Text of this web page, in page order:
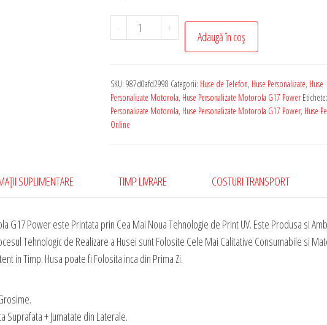
-
Cantitate
Husa
Poza
Ta
Pentru
Power
+
Adaugă în coș
SKU: 987d0afd2998 Categorii: Huse de Telefon, Huse Personalizate, Huse
Personalizate Motorola, Huse Personalizate Motorola G17 Power Etichete:
Personalizate Motorola, Huse Personalizate Motorola G17 Power, Huse
Online
SUPLIMENTARE TIMP LIVRARE COSTURI TRANSPORT
G17 Power este Printata prin Cea Mai Noua Tehnologie de Print UV. Este Produsa si
Tehnologic de Realizare a Husei sunt Folosite Cele Mai Calitative Consumabile si
in Timp. Husa poate fi Folosita inca din Prima Zi.
Suprafata + Jumatate din Laterale.